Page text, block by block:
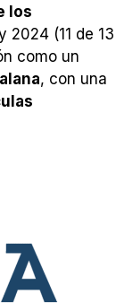
los
2024 (11 de 13
como un
, con una